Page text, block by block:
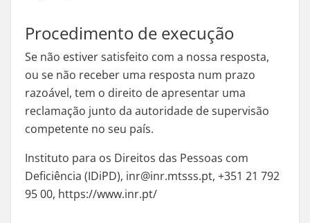
Procedimento de execução
Se não estiver satisfeito com a nossa resposta,
ou se não receber uma resposta num prazo
razoável, tem o direito de apresentar uma
reclamação junto da autoridade de supervisão
competente no seu país.
Instituto para os Direitos das Pessoas com
Deficiência (IDiPD), inr@inr.mtsss.pt, +351 21 792
95 00, https://www.inr.pt/